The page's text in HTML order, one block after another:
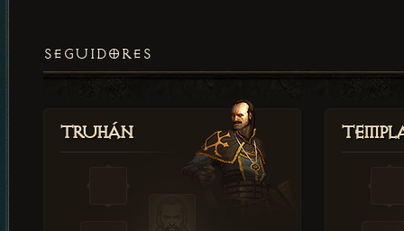
SEGUIDORES
Truhán